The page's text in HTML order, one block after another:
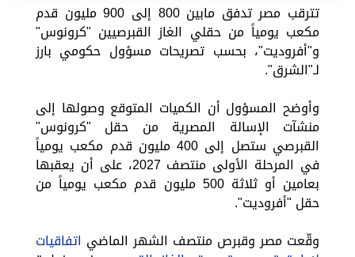
تترقب مصر تدفق مابين 800 إلى 900 مليون قدم
مكعب يومياً من حقلي الغاز القبرصيين "كرونوس"
و"أفروديت"، بحسب تصريحات مسؤول حكومي بارز
لـ"الشرق".
وأوضح المسؤول أن الكميات المتوقع وصولها إلى
منشآت الإسالة المصرية من حقل "كرونوس"
القبرصي ستصل إلى 400 مليون قدم مكعب يومياً
في المرحلة الأولى منتصف 2027، على أن يعقبها
بعامين أو ثلاثة 500 مليون قدم مكعب يومياً من
حقل "أفروديت".
وقّعت مصر وقبرص منتصف الشهر الماضي اتفاقيات